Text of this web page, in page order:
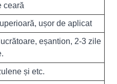
ceară
ușor de aplicat
eșantion, 2-3 zile
și etc.